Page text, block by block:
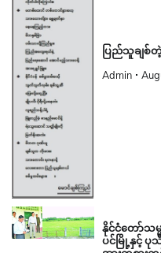
ပြည်သူချစ်
Admin
နိုင်ငံတော်သမ္
ပင်မြို့နှင့် ပု